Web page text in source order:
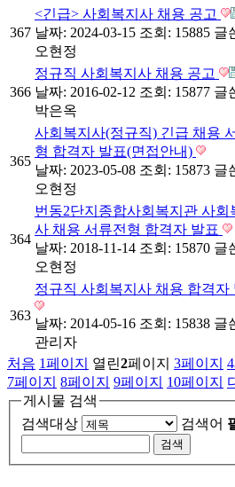
367
<긴급> 사회복지사 채용 공고
날짜: 2024-03-15 조회: 15885 글
오현정
366
정규직 사회복지사 채용 공고
날짜: 2016-02-12 조회: 15877 글
박은옥
365
사회복지사(정규직) 긴급 채용
형 합격자 발표(면접안내)
날짜: 2023-05-08 조회: 15873 글
오현정
364
번동2단지종합사회복지관 사회
사 채용 서류전형 합격자 발표
날짜: 2018-11-14 조회: 15870 글
오현정
363
정규직 사회복지사 채용 합격자
날짜: 2014-05-16 조회: 15838 글
관리자
처음 1페이지 열린2페이지 3페이지 4
7페이지 8페이지 9페이지 10페이지
게시물 검색
검색대상
검색어